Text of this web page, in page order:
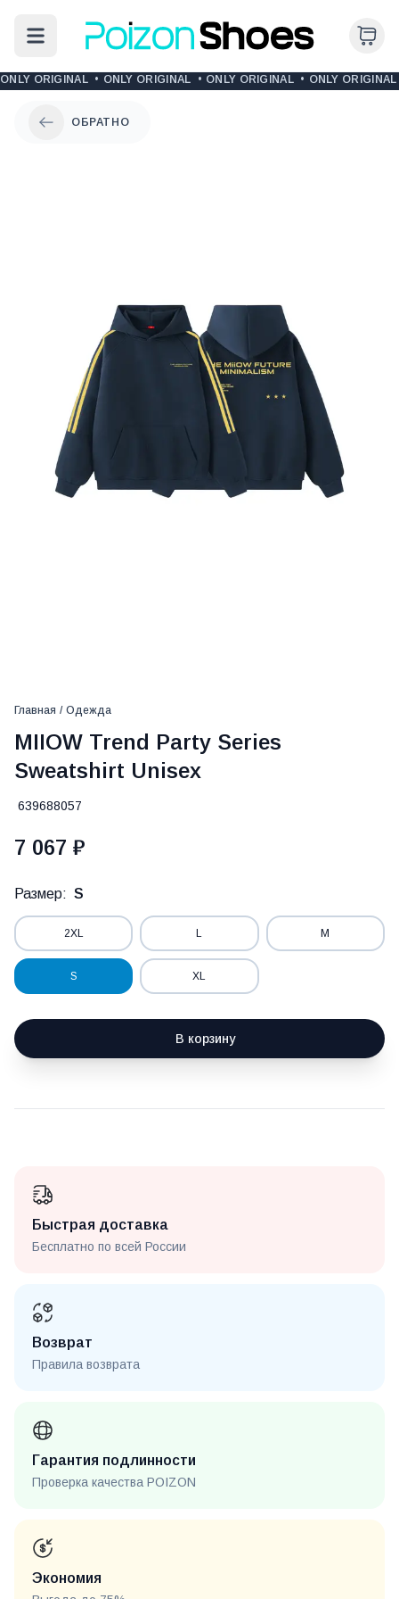
ONLY ORIGINAL • ONLY ORIGINAL • ONLY ORIGINAL • ONLY ORIGINAL
ОБРАТНО
Главная / Одежда
MIIOW Trend Party Series
Sweatshirt Unisex
639688057
7 067 ₽
Размер: S
2XL L M
S XL
В корзину
Быстрая доставка
Бесплатно по всей России
Возврат
Правила возврата
Гарантия подлинности
Проверка качества POIZON
Экономия